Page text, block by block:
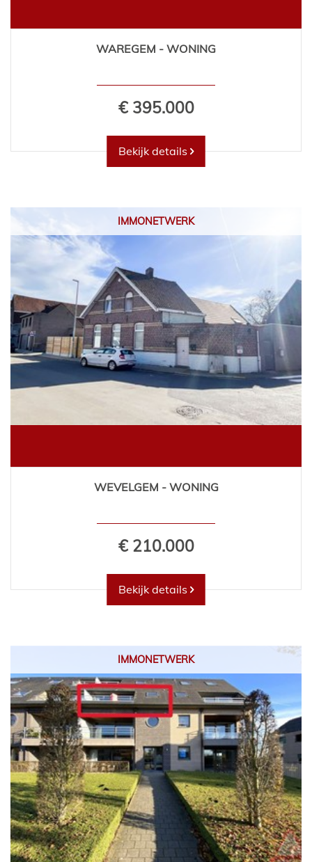
WAREGEM - WONING
€ 395.000
Bekijk details
IMMONETWERK
WEVELGEM - WONING
€ 210.000
Bekijk details
IMMONETWERK